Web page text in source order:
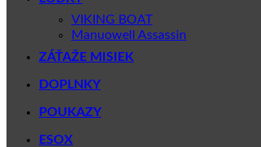
VIKING BOAT
Manuowell Assassin
ZÁŤAŽE MISIEK
DOPLNKY
POUKAZY
ESOX